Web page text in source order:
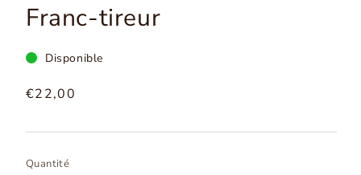
médias
1
la
modale
Franc-tireur
Disponible
Prix
€22,00
Quantité